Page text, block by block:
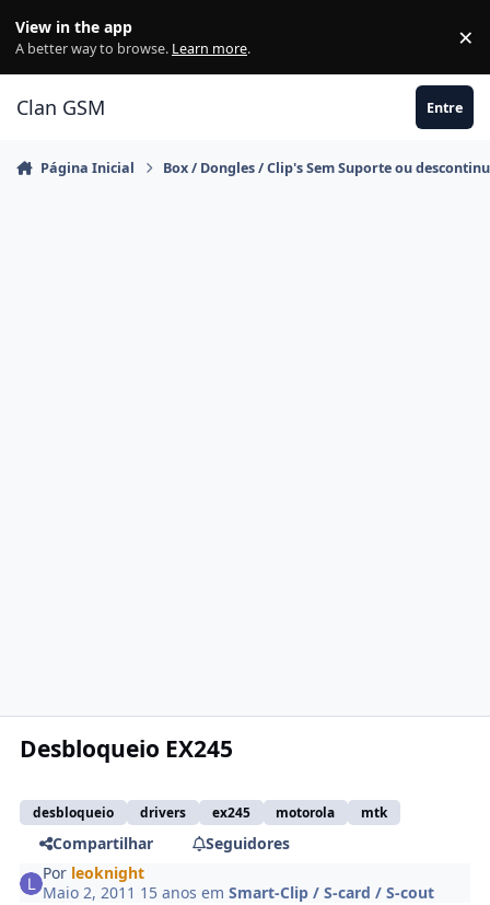
View in the app
A better way to browse. Learn more. ×
Clan GSM Entre
Página Inicial Box / Dongles / Clip's Sem Suporte ou
Desbloqueio EX245
desbloqueio drivers ex245 motorola mtk
Compartilhar
Seguidores
Por leoknight
Maio 2, 2011 15 anos emSmart-Clip / S-card / S-cout